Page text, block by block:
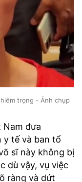
trọng - Ảnh chụp
Nam đưa
y tế và ban tổ
sĩ này không bị
dù vậy, vụ việc
ràng và dứt